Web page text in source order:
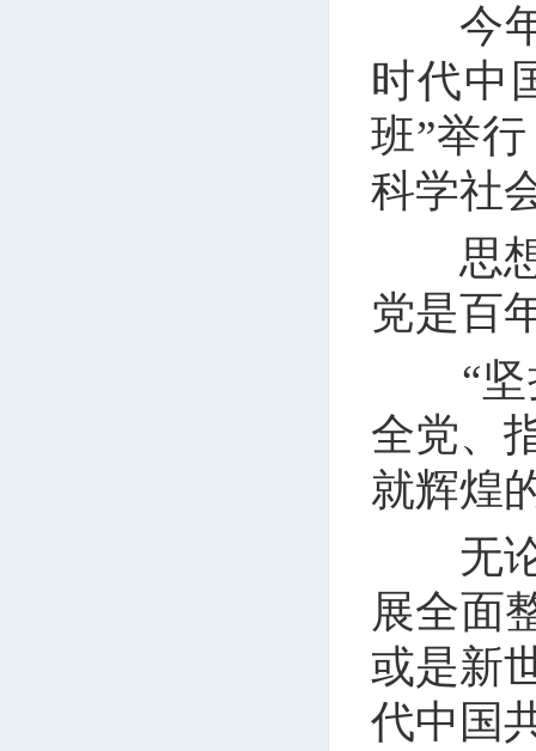
今年2
时代中
班”举
科学社
思想
党是百
“坚持
全党、
就辉煌
无论
展全面
或是新
代中国